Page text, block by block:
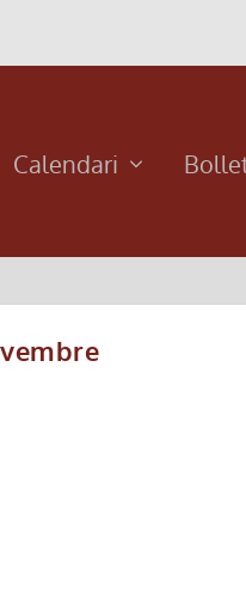
Calendari